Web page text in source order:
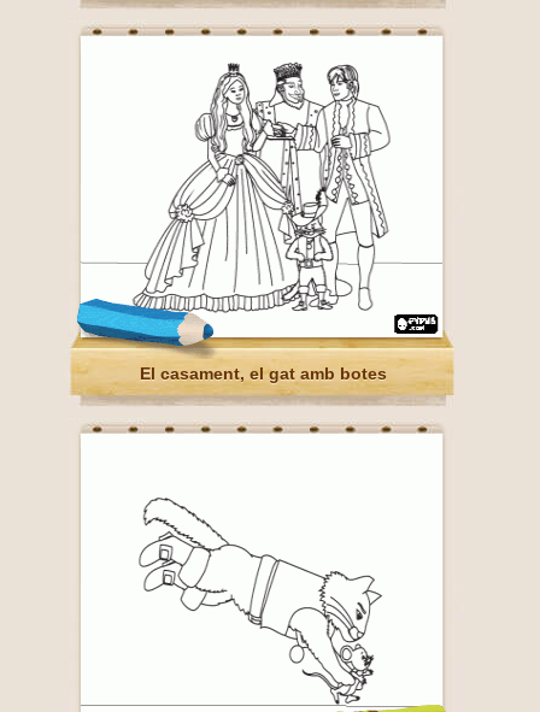
El casament, el gat amb botes